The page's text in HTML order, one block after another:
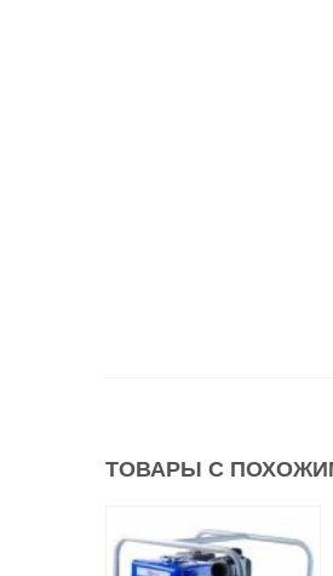
ТОВАРЫ С